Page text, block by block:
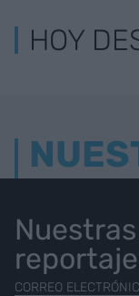
HOY
CORREO